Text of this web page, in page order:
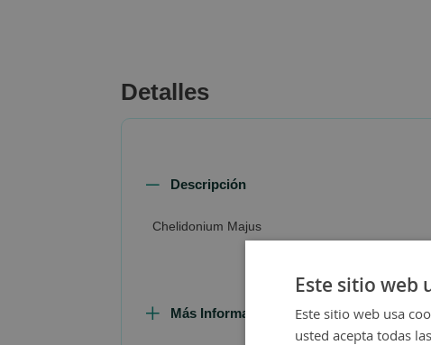
Detalles
Descripción
Chelidonium Majus
Más Información
Este sitio web
Este sitio web usa
usted acepta todas